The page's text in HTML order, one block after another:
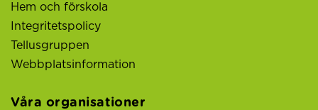
Hem och förskola
Integritetspolicy
Tellusgruppen
Webbplatsinformation
Våra organisationer